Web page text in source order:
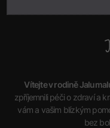
Vítejte v rodině
zpříjemnili péči o zdraví a
vám a vašim blízkým
bez